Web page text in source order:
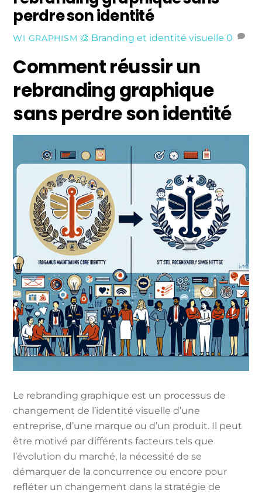
perdre son identité
WI GRAPHISM 🎨 Branding et identité visuelle 0
Comment réussir un
rebranding graphique
sans perdre son identité
Le rebranding graphique est un processus de
changement de l’identité visuelle d’une
entreprise, d’une marque ou d’un produit. Il peut
être motivé par différents facteurs tels que
l’évolution du marché, la nécessité de se
démarquer de la concurrence ou encore pour
refléter un changement dans la stratégie de